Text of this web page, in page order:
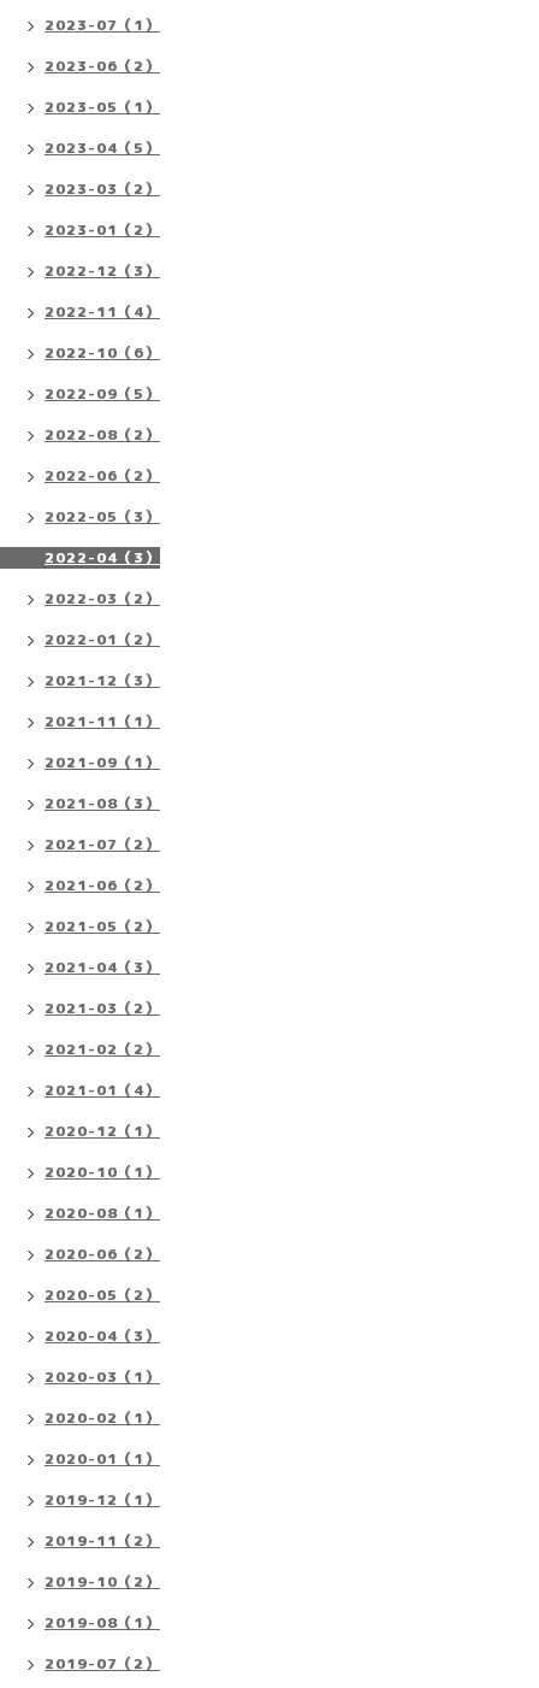
2023-07（1）
2023-06（2）
2023-05（1）
2023-04（5）
2023-03（2）
2023-01（2）
2022-12（3）
2022-11（4）
2022-10（6）
2022-09（5）
2022-08（2）
2022-06（2）
2022-05（3）
2022-04（3）
2022-03（2）
2022-01（2）
2021-12（3）
2021-11（1）
2021-09（1）
2021-08（3）
2021-07（2）
2021-06（2）
2021-05（2）
2021-04（3）
2021-03（2）
2021-02（2）
2021-01（4）
2020-12（1）
2020-10（1）
2020-08（1）
2020-06（2）
2020-05（2）
2020-04（3）
2020-03（1）
2020-02（1）
2020-01（1）
2019-12（1）
2019-11（2）
2019-10（2）
2019-08（1）
2019-07（2）